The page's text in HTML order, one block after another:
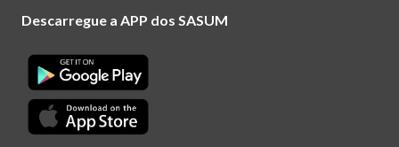
Descarregue a APP dos SASUM